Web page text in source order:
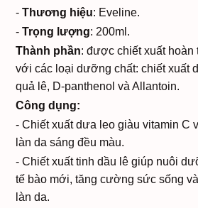
- Thương hiệu: Eveline.
- Trọng lượng: 200ml.
Thành phần: được chiết xuất hoàn
với các loại dưỡng chất: chiết xuất
quả lê, D-panthenol và Allantoin.
Công dụng:
- Chiết xuất dưa leo giàu vitamin C
làn da sáng đều màu.
- Chiết xuất tinh dầu lê giúp nuôi
tế bào mới, tăng cường sức sống
làn da.